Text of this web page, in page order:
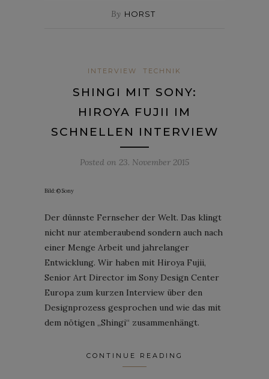
By HORST
INTERVIEW TECHNIK
SHINGI MIT SONY:
HIROYA FUJII IM
SCHNELLEN INTERVIEW
Posted on 23. November 2015
Bild: © Sony
Der dünnste Fernseher der Welt. Das klingt
nicht nur atemberaubend sondern auch nach
einer Menge Arbeit und jahrelanger
Entwicklung. Wir haben mit Hiroya Fujii,
Senior Art Director im Sony Design Center
Europa zum kurzen Interview über den
Designprozess gesprochen und wie das mit
dem nötigen „Shingi“ zusammenhängt.
CONTINUE READING